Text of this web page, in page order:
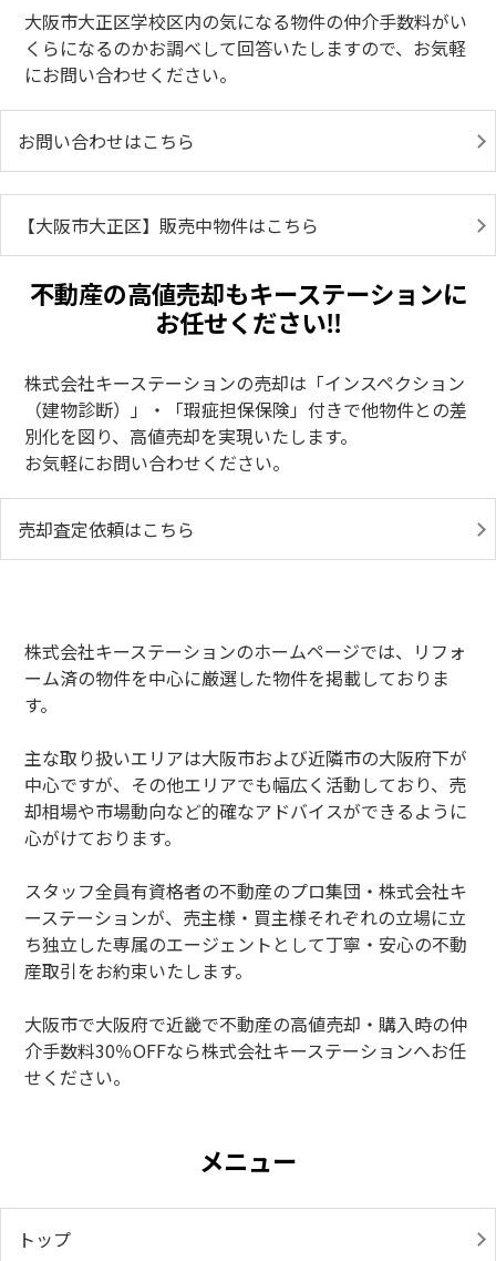
大阪市大正区学校区内の気になる物件の仲介手数料がい
くらになるのかお調べして回答いたしますので、お気軽
にお問い合わせください。
お問い合わせはこちら
【大阪市大正区】販売中物件はこちら
不動産の高値売却もキーステーションに
お任せください‼
株式会社キーステーションの売却は「インスペクション
（建物診断）」・「瑕疵担保保険」付きで他物件との差
別化を図り、高値売却を実現いたします。
お気軽にお問い合わせください。
売却査定依頼はこちら
株式会社キーステーションのホームページでは、リフォ
ーム済の物件を中心に厳選した物件を掲載しておりま
す。
主な取り扱いエリアは大阪市および近隣市の大阪府下が
中心ですが、その他エリアでも幅広く活動しており、売
却相場や市場動向など的確なアドバイスができるように
心がけております。
スタッフ全員有資格者の不動産のプロ集団・株式会社キ
ーステーションが、売主様・買主様それぞれの立場に立
ち独立した専属のエージェントとして丁寧・安心の不動
産取引をお約束いたします。
大阪市で大阪府で近畿で不動産の高値売却・購入時の仲
介手数料30％OFFなら株式会社キーステーションへお任
せください。
メニュー
トップ